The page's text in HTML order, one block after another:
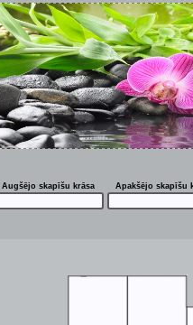
Augšējo skapīšu krāsa Apakšējo skapīšu